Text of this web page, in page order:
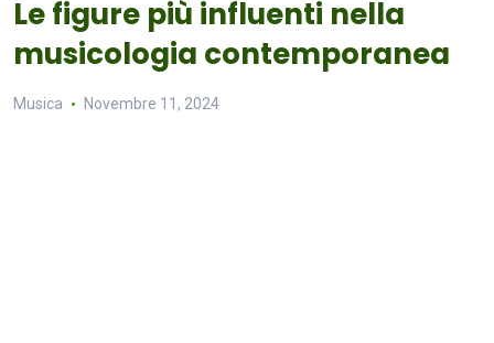
Le figure più influenti nella
musicologia contemporanea
Musica Novembre 11, 2024